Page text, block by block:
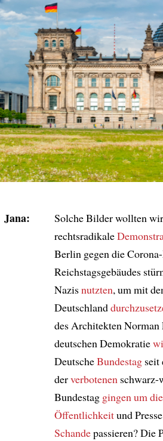
Jana: Solche Bilder wollten
rechtsradikale
Berlin gegen die
Reichstagsgebäudes
Nazisnutzten, um mit
Deutschland
des Architekten Norman
deutschen Demokratie
DeutscheBundestag seit
derverbotenen schwarz-
Bundestag gingen um
Öffentlichkeitund
Schandepassieren? Die